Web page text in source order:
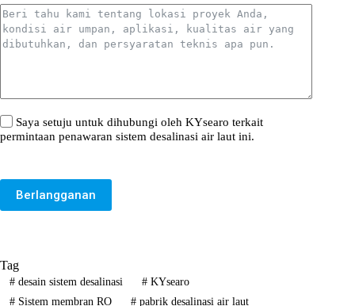
Saya setuju untuk dihubungi oleh KYsearo terkait
permintaan penawaran sistem desalinasi air laut ini.
Berlangganan
Tag
#desain sistem desalinasi #KYsearo
#Sistem membran RO #pabrik desalinasi air laut